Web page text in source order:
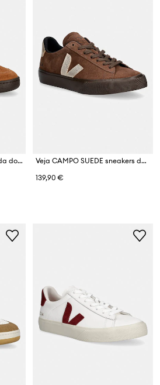
Veja V-90 SUEDE sneakers da donna in scamoscio
Veja CAMPO SUEDE sneakers da donna in scamoscio
139,90 €